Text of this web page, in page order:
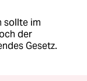
sollte im
der
Gesetz.